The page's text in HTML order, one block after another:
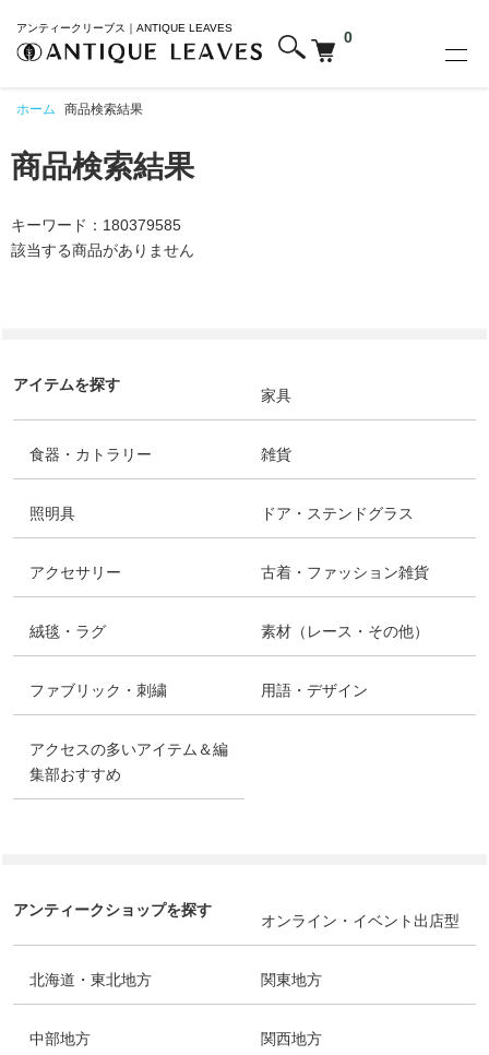
アンティークリーブス｜ANTIQUE LEAVES
0
ホーム 商品検索結果
商品検索結果
キーワード：180379585
該当する商品がありません
アイテムを探す
家具
食器・カトラリー 雑貨
照明具 ドア・ステンドグラス
アクセサリー 古着・ファッション雑貨
絨毯・ラグ 素材（レース・その他）
ファブリック・刺繍 用語・デザイン
アクセスの多いアイテム＆編
集部おすすめ
アンティークショップを探す
オンライン・イベント出店型
北海道・東北地方 関東地方
中部地方 関西地方